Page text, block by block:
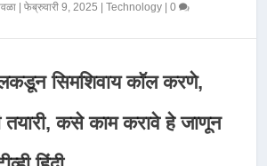
|फेब्रुवारी 9, 2025 |Technology |0
सिमशिवाय कॉल करणे,
कसे काम करावे हे जाणून